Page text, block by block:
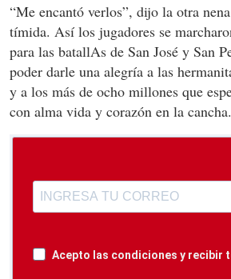
“Me encantó verlos”, dijo la otra
tímida. Así los jugadores se
para las batallAs de San José y San
poder darle una alegría a las
y a los más de ocho millones que
con alma vida y corazón en la cancha.
Acepto las condiciones y recibir